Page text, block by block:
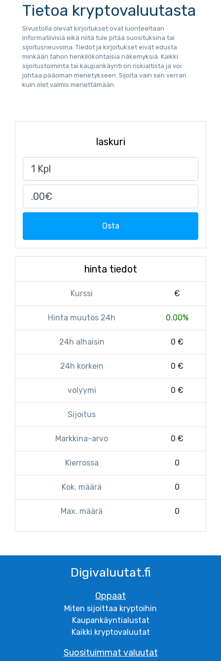
Tietoa kryptovaluutasta
Sivustolla olevat kirjoitukset ovat luonteeltaan
informatiivisiä eikä niitä tule pitää suosituksina tai
sijoitusneuvoina. Tiedot ja kirjoitukset eivät edusta
minkään tahon henkilökohtaisia näkemyksiä. Kaikki
sijoitustoiminta tai kaupankäynti on riskialtista ja voi
johtaa pääoman menetykseen. Sijoita vain sen verran
kuin olet valmis menettämään.
laskuri
Osta
hinta tiedot
Kurssi €
Hinta muutos 24h 0.00%
24h alhaisin 0 €
24h korkein 0 €
volyymi 0 €
Sijoitus
Markkina-arvo 0 €
Kierrossa 0
Kok. määrä 0
Max. määrä 0
Digivaluutat.fi
Oppaat
Miten sijoittaa kryptoihin
Kaupankäyntialustat
Kaikki kryptovaluutat
Suosituimmat valuutat